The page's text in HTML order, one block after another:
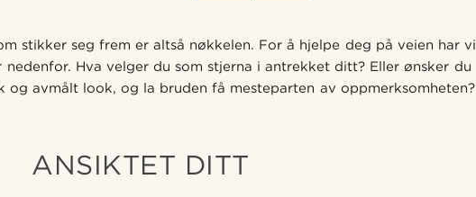
stikker seg frem er altså nøkkelen. For å hjelpe deg på veien har vi
Hva velger du som stjerna i antrekket ditt? Eller ønsker du
og avmålt look, og la bruden få mesteparten av oppmerksomheten?
ANSIKTET DITT